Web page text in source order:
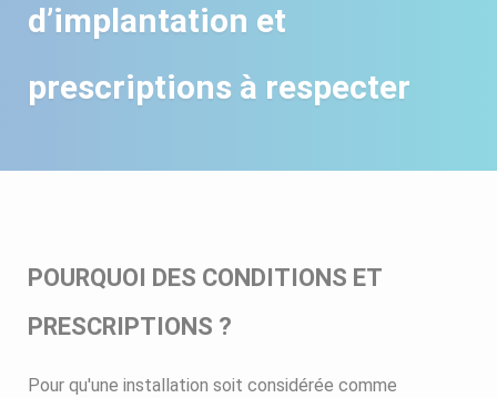
d’implantation et
prescriptions à respecter
POURQUOI DES CONDITIONS ET
PRESCRIPTIONS ?
Pour qu'une installation soit considérée comme